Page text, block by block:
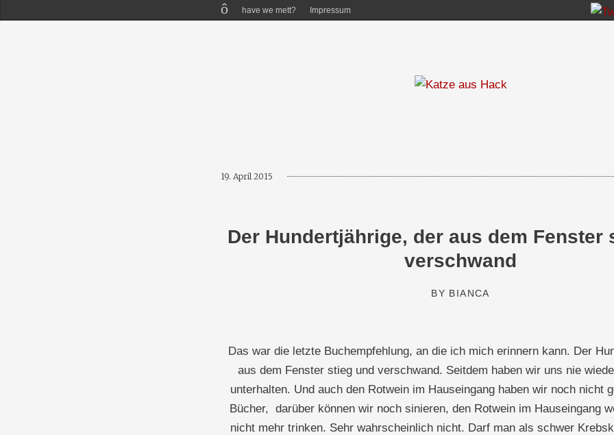
have we mett? Impressum
19. April 2015
Der Hundertjährige, der aus dem Fenster
verschwand
BY BIANCA
Das war die letzte Buchempfehlung, an die ich mich erinnern kann. Der
aus dem Fenster stieg und verschwand. Seitdem haben wir uns nie
unterhalten. Und auch den Rotwein im Hauseingang haben wir noch nicht
Bücher, darüber können wir noch sinieren, den Rotwein im Hauseingang
nicht mehr trinken. Sehr wahrscheinlich nicht. Darf man als schwer